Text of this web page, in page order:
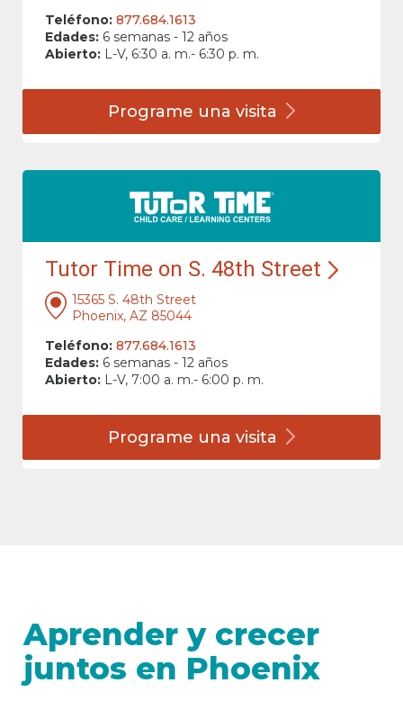
Teléfono: 877.684.1613
Edades: 6 semanas - 12 años
Abierto: L-V, 6:30 a. m.- 6:30 p. m.
Programe una visita
Tutor Time on S. 48th Street
15365 S. 48th Street
Phoenix, AZ 85044
Teléfono: 877.684.1613
Edades: 6 semanas - 12 años
Abierto: L-V, 7:00 a. m.- 6:00 p. m.
Programe una visita
Aprender y crecer
juntos en Phoenix